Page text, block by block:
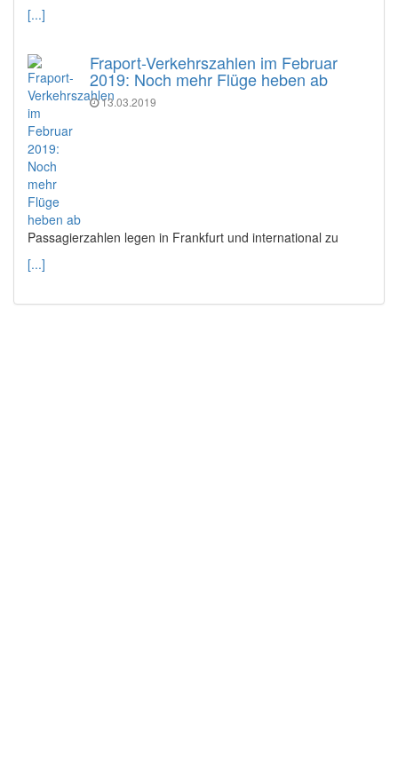
[...]
Fraport-Verkehrszahlen im Februar
2019: Noch mehr Flüge heben ab
13.03.2019
Passagierzahlen legen in Frankfurt und international zu
[...]